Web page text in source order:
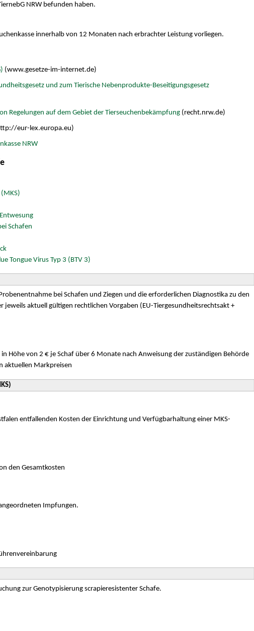
NRW befunden haben.
innerhalb von 12 Monaten nach erbrachter Leistung vorliegen.
(www.gesetze-im-internet.de)
und zum Tierische Nebenprodukte-Beseitigungsgesetz
Regelungen auf dem Gebiet der Tierseuchenbekämpfung (recht.nrw.de)
eur-lex.europa.eu)
NRW
Schafen
Tongue Virus Typ 3 (BTV 3)
bei Schafen und Ziegen und die erforderlichen Diagnostika zu den
jeweils aktuell gültigen rechtlichen Vorgaben (EU-Tiergesundheitsrechtsakt +
Höhe von 2 € je Schaf über 6 Monate nach Anweisung der zuständigen Behörde
aktuellen Markpreisen
entfallenden Kosten der Einrichtung und Verfügbarhaltung einer MKS-
den Gesamtkosten
Impfungen.
zur Genotypisierung scrapieresistenter Schafe.